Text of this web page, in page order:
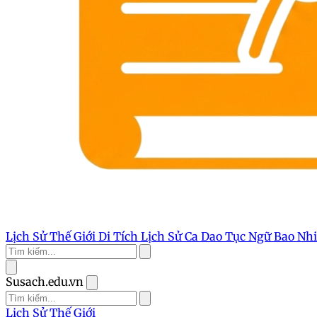
Lịch Sử Thế Giới Di Tích Lịch SửCa Dao Tục NgữBao
Susach.edu.vn
Lịch Sử Thế Giới